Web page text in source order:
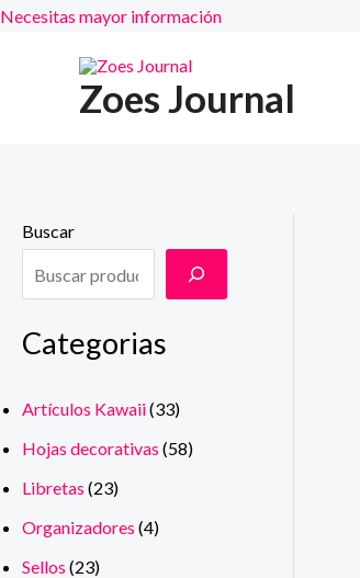
Necesitas mayor información
Zoes Journal
Buscar
Categorias
Artículos Kawaii(33)
Hojas decorativas (58)
Libretas (23)
Organizadores (4)
Sellos (23)